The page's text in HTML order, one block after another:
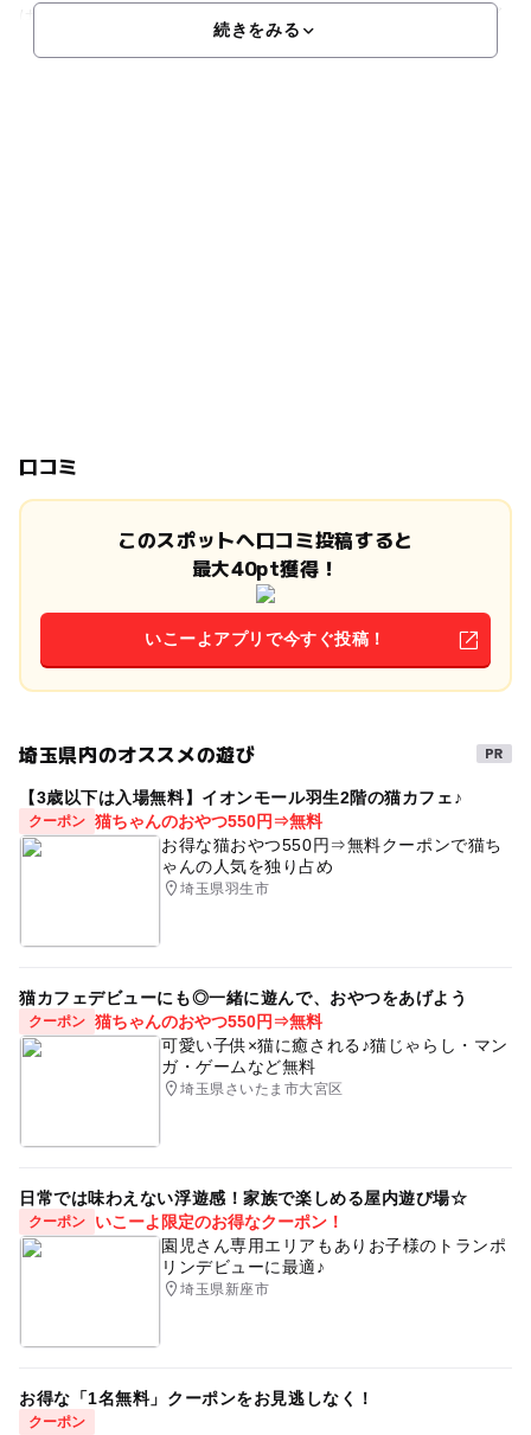
続きをみる
口コミ
このスポットへ口コミ投稿すると
最大40pt獲得！
いこーよアプリで今すぐ投稿！
埼玉県内のオススメの遊び
【3歳以下は入場無料】イオンモール羽生2階の猫カフェ♪
クーポン 猫ちゃんのおやつ550円⇒無料
お得な猫おやつ550円⇒無料クーポンで猫ち
ゃんの人気を独り占め
埼玉県羽生市
猫カフェデビューにも◎一緒に遊んで、おやつをあげよう
クーポン 猫ちゃんのおやつ550円⇒無料
可愛い子供×猫に癒される♪猫じゃらし・マン
ガ・ゲームなど無料
埼玉県さいたま市大宮区
日常では味わえない浮遊感！家族で楽しめる屋内遊び場☆
クーポン
いこーよ限定のお得なクーポン！
園児さん専用エリアもありお子様のトランポ
リンデビューに最適♪
埼玉県新座市
お得な「1名無料」クーポンをお見逃しなく！
クーポン